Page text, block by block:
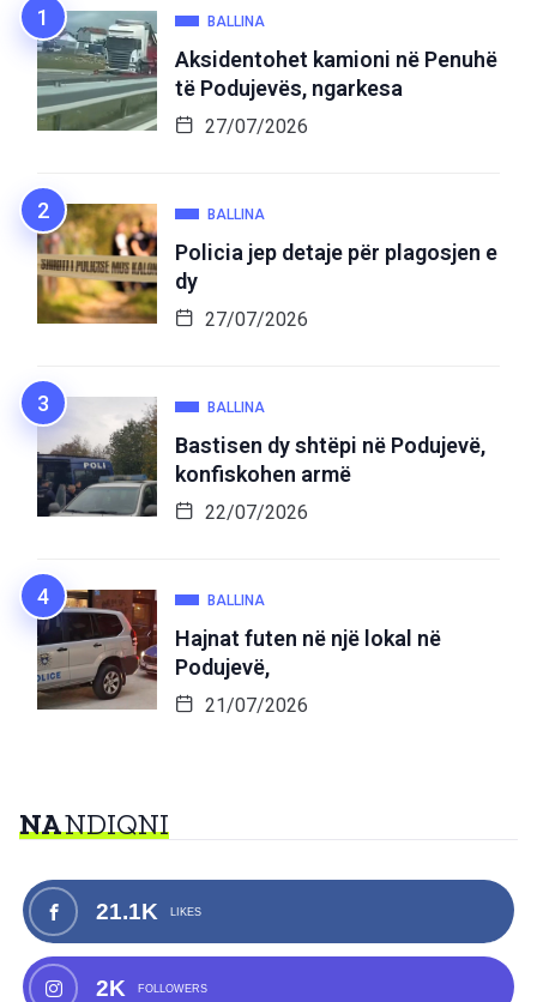
BALLINA
Aksidentohet kamioni në Penuhë
të Podujevës, ngarkesa
27/07/2026
BALLINA
Policia jep detaje për plagosjen e
dy
27/07/2026
BALLINA
Bastisen dy shtëpi në Podujevë,
konfiskohen armë
22/07/2026
BALLINA
Hajnat futen në një lokal në
Podujevë,
21/07/2026
NANDIQNI
21.1K LIKES
2K FOLLOWERS